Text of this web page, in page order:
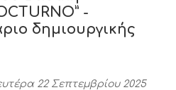
-
δημιουργικής
22 Σεπτεμβρίου 2025